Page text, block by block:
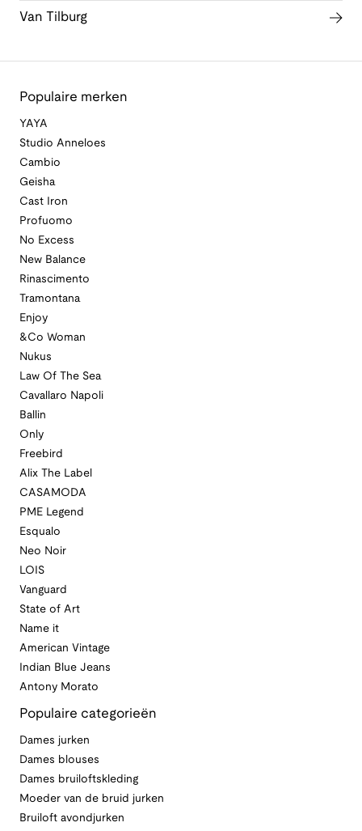
Van Tilburg
Populaire merken
YAYA
Studio Anneloes
Cambio
Geisha
Cast Iron
Profuomo
No Excess
New Balance
Rinascimento
Tramontana
Enjoy
&Co Woman
Nukus
Law Of The Sea
Cavallaro Napoli
Ballin
Only
Freebird
Alix The Label
CASAMODA
PME Legend
Esqualo
Neo Noir
LOIS
Vanguard
State of Art
Name it
American Vintage
Indian Blue Jeans
Antony Morato
Populaire categorieën
Dames jurken
Dames blouses
Dames bruiloftskleding
Moeder van de bruid jurken
Bruiloft avondjurken